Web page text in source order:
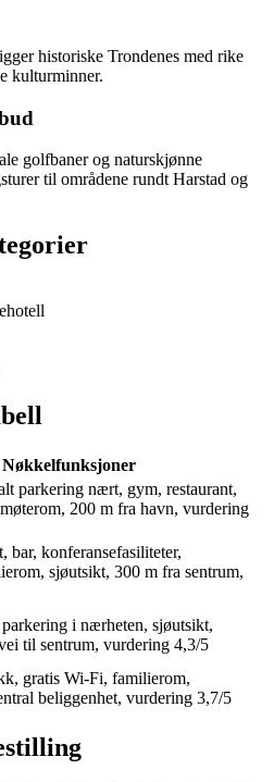
historiske Trondenes med rike
kulturminner.
golfbaner og naturskjønne
til områdene rundt Harstad og
Nøkkelfunksjoner
parkering nært, gym, restaurant,
200 m fra havn, vurdering
bar, konferansefasiliteter,
sjøutsikt, 300 m fra sentrum,
i nærheten, sjøutsikt,
til sentrum, vurdering 4,3/5
gratis Wi-Fi, familierom,
beliggenhet, vurdering 3,7/5